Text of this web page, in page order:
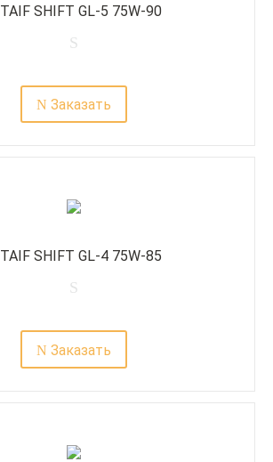
TAIF SHIFT GL-5 75W-90
Заказать
TAIF SHIFT GL-4 75W-85
Заказать